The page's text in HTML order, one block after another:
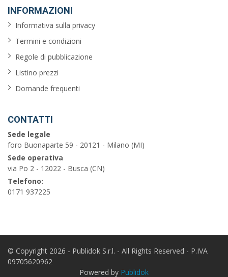
condizionata
garage
barbecue
vista
sul
mare
Cerca
INFORMAZIONI
Informativa sulla privacy
Termini e condizioni
Regole di pubblicazione
Listino prezzi
Domande frequenti
CONTATTI
Sede legale
foro Buonaparte 59 - 20121 - Milano (MI)
Sede operativa
via Po 2 - 12022 - Busca (CN)
Telefono:
0171 937225
© Copyright 2026 - Publidok S.r.l. - All Rights Reserved - P.IVA
09705620962
Powered by Publidok